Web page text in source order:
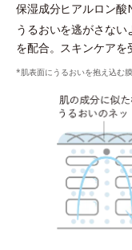
保湿成分ヒアルロン
うるおいを逃がさな
を配合。スキンケアを
*肌表面にうるおいを抱え込む